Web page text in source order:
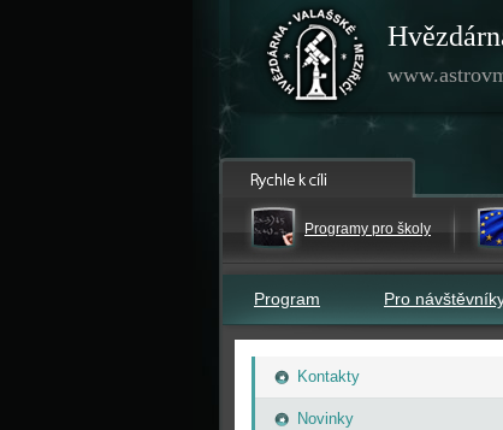
Programy pro školy
Program Pro
Kontakty
Novinky